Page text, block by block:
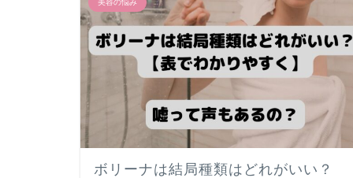
美容の悩み
ボリーナは結局種類はどれがいい？